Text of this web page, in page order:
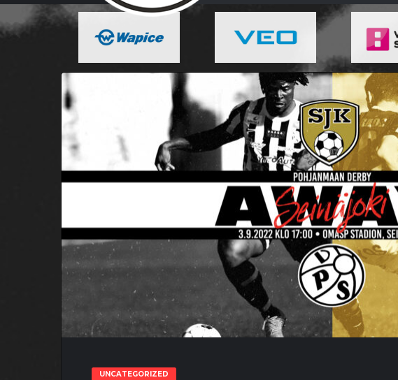
UNCATEGORIZED